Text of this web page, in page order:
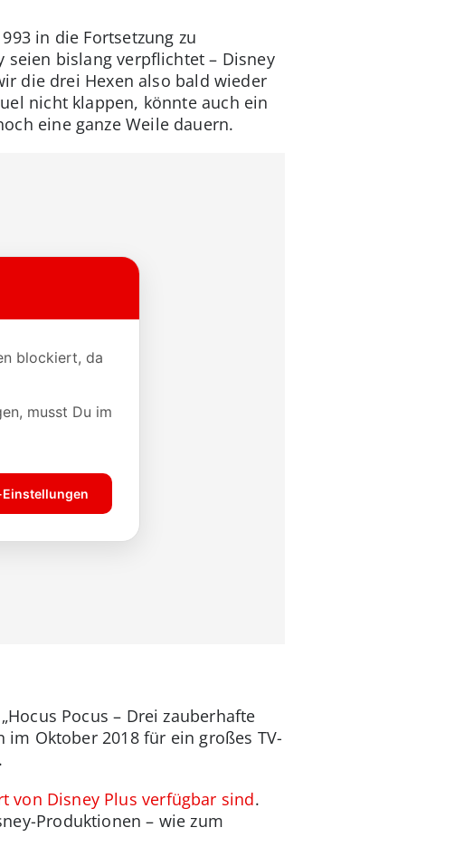
in die Fortsetzung zu
seien bislang verpflichtet – Disney
die drei Hexen also bald wieder
nicht klappen, könnte auch ein
eine ganze Weile dauern.
Pocus – Drei zauberhafte
im Oktober 2018 für ein großes TV-
von Disney Plus verfügbar sind.
Produktionen – wie zum